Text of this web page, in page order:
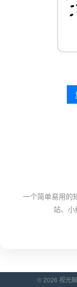
一个简单易用的
站、小
© 2026 视光解